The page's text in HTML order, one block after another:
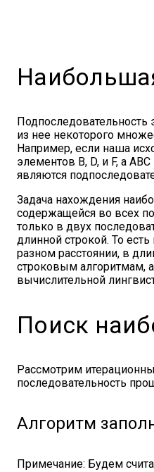
Подпоследовательность
из нее некоторого
Например, если наша
элементов B, D, и F, а
являются
Задача нахождения
содержащейся во всех
только в двух
длинной строкой. То
разном расстоянии, в
строковым алгоритмам,
вычислительной
Поиск
Рассмотрим
последовательность
Алгоритм
Примечание: Будем